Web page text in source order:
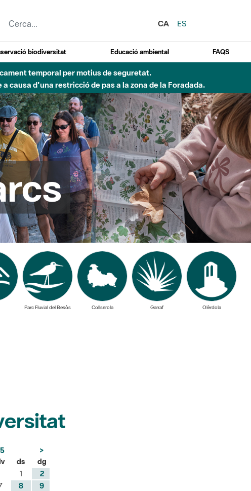
CA
ES
biodiversitat Educació ambiental FAQS
Besòs per pluges intenses.
Parc Fluvial del Besòs Collserola Garraf Olèrdola
>
ds
dg
1
2
8
9